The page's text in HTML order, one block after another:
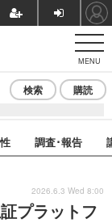
MENU
検索 購読
調査･報告
プラットフ
2026.6.3 Wed 8:00